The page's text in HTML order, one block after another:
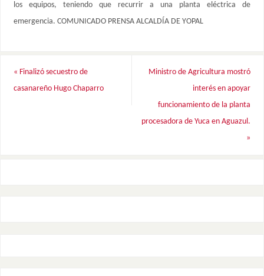
los equipos, teniendo que recurrir a una planta eléctrica de
emergencia. COMUNICADO PRENSA ALCALDÍA DE YOPAL
« Finalizó secuestro de
casanareño Hugo Chaparro
Ministro de Agricultura mostró
interés en apoyar
funcionamiento de la planta
procesadora de Yuca en Aguazul.
»